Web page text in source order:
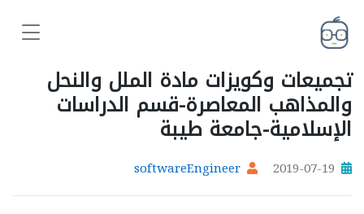
تجميعات وكويزات مادة الملل والنحل
والمذاهب المعاصرة-قسم الدراسات
الإسلامية-جامعة طيبة
2019-07-19
softwareEngineer